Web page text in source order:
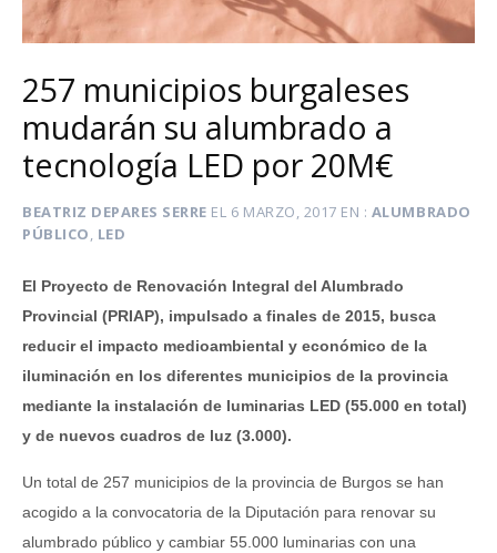
257 municipios burgaleses
mudarán su alumbrado a
tecnología LED por 20M€
BEATRIZ DEPARES SERRE EL 6 MARZO, 2017 EN
ALUMBRADO
PÚBLICO, LED
El Proyecto de Renovación Integral del Alumbrado
Provincial (PRIAP), impulsado a finales de 2015, busca
reducir el impacto medioambiental y económico de la
iluminación en los diferentes municipios de la provincia
mediante la instalación de luminarias LED (55.000 en total)
y de nuevos cuadros de luz (3.000).
Un total de 257 municipios de la provincia de Burgos se han
acogido a la convocatoria de la Diputación para renovar su
alumbrado público y cambiar 55.000 luminarias con una